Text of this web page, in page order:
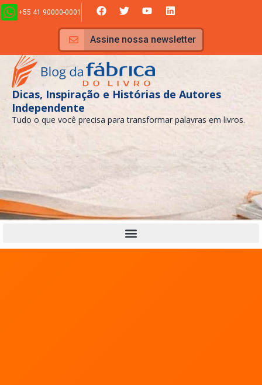
Ir
para
conteúdo
+55 41 90000-0001 F
a
c
e
b
o
o
k
T
w
i
t
t
e
r
Y
o
u
t
u
b
e
L
i
n
k
e
d
Assine nossa newsletter
Dicas, Inspiração e Histórias de Autores
Independente
Tudo o que você precisa para transformar palavras em livros.